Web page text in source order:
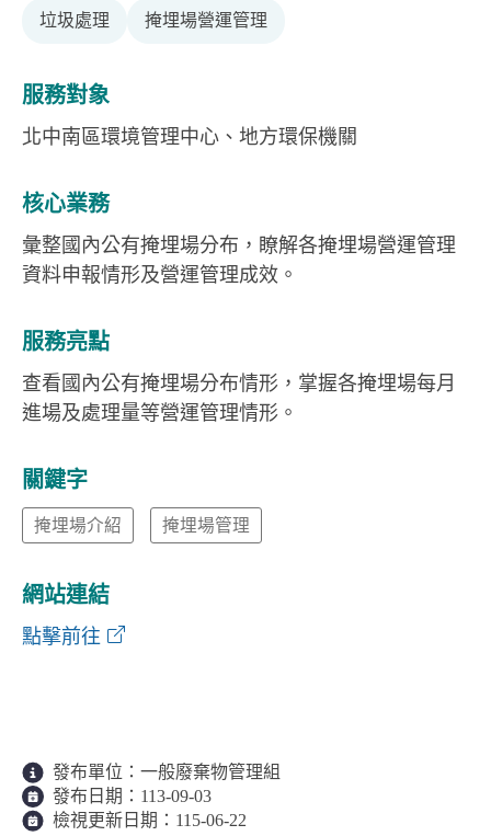
垃圾處理 掩埋場營運管理
服務對象
北中南區環境管理中心、地方環保機關
核心業務
彙整國內公有掩埋場分布，瞭解各掩埋場營運管理
資料申報情形及營運管理成效。
服務亮點
查看國內公有掩埋場分布情形，掌握各掩埋場每月
進場及處理量等營運管理情形。
關鍵字
掩埋場介紹 掩埋場管理
網站連結
點擊前往 公有掩埋場暨垃圾轉運設施營運管理資訊系
發布單位： 一般廢棄物管理組
發布日期： 113-09-03
檢視更新日期： 115-06-22